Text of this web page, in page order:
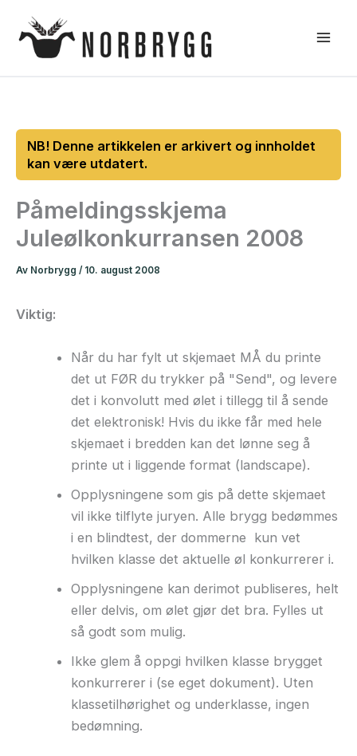
rett
Påmeldingsskjema
Juleølkonkurransen 2008
Av Norbrygg / 10. august 2008
Viktig:
Når du har fylt ut skjemaet MÅ du printe
det ut FØR du trykker på "Send", og levere
det i konvolutt med ølet i tillegg til å sende
det elektronisk! Hvis du ikke får med hele
skjemaet i bredden kan det lønne seg å
printe ut i liggende format (landscape).
Opplysningene som gis på dette skjemaet
vil ikke tilflyte juryen. Alle brygg bedømmes
i en blindtest, der dommerne kun vet
hvilken klasse det aktuelle øl konkurrerer i.
Opplysningene kan derimot publiseres, helt
eller delvis, om ølet gjør det bra. Fylles ut
så godt som mulig.
Ikke glem å oppgi hvilken klasse brygget
konkurrerer i (se eget dokument). Uten
klassetilhørighet og underklasse, ingen
bedømning.